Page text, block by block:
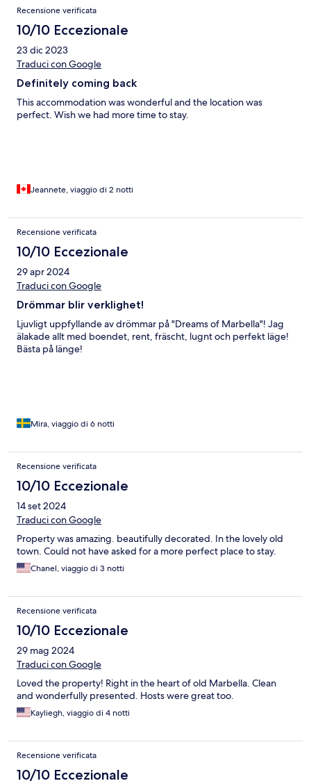
Recensione verificata
10/10 Eccezionale
23 dic 2023
Traduci con Google
Definitely coming back
This accommodation was wonderful and the location was
perfect. Wish we had more time to stay.
Jeannete, viaggio di 2 notti
Recensione verificata
10/10 Eccezionale
29 apr 2024
Traduci con Google
Drömmar blir verklighet!
Ljuvligt uppfyllande av drömmar på "Dreams of Marbella"! Jag
älakade allt med boendet, rent, fräscht, lugnt och perfekt läge!
Bästa på länge!
Mira, viaggio di 6 notti
Recensione verificata
10/10 Eccezionale
14 set 2024
Traduci con Google
Property was amazing. beautifully decorated. In the lovely old
town. Could not have asked for a more perfect place to stay.
Chanel, viaggio di 3 notti
Recensione verificata
10/10 Eccezionale
29 mag 2024
Traduci con Google
Loved the property! Right in the heart of old Marbella. Clean
and wonderfully presented. Hosts were great too.
Kayliegh, viaggio di 4 notti
Recensione verificata
10/10 Eccezionale